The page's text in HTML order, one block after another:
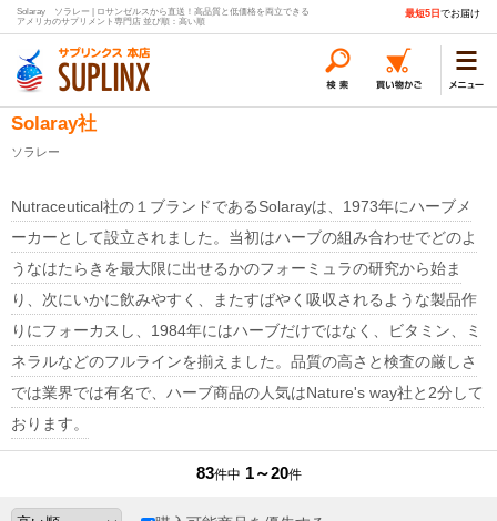
Solaray ソラレー | ロサンゼルスから直送！高品質と低価格を両立できる
アメリカのサプリメント専門店 並び順：高い順
最短5日 でお届け
Solaray社
ソラレー
Nutraceutical社の１ブランドであるSolarayは、1973年にハーブメ
ーカーとして設立されました。当初はハーブの組み合わせでどのよ
うなはたらきを最大限に出せるかのフォーミュラの研究から始ま
り、次にいかに飲みやすく、またすばやく吸収されるような製品作
りにフォーカスし、1984年にはハーブだけではなく、ビタミン、ミ
ネラルなどのフルラインを揃えました。品質の高さと検査の厳しさ
では業界では有名で、ハーブ商品の人気はNature's way社と2分して
おります。
83件中 1～20件